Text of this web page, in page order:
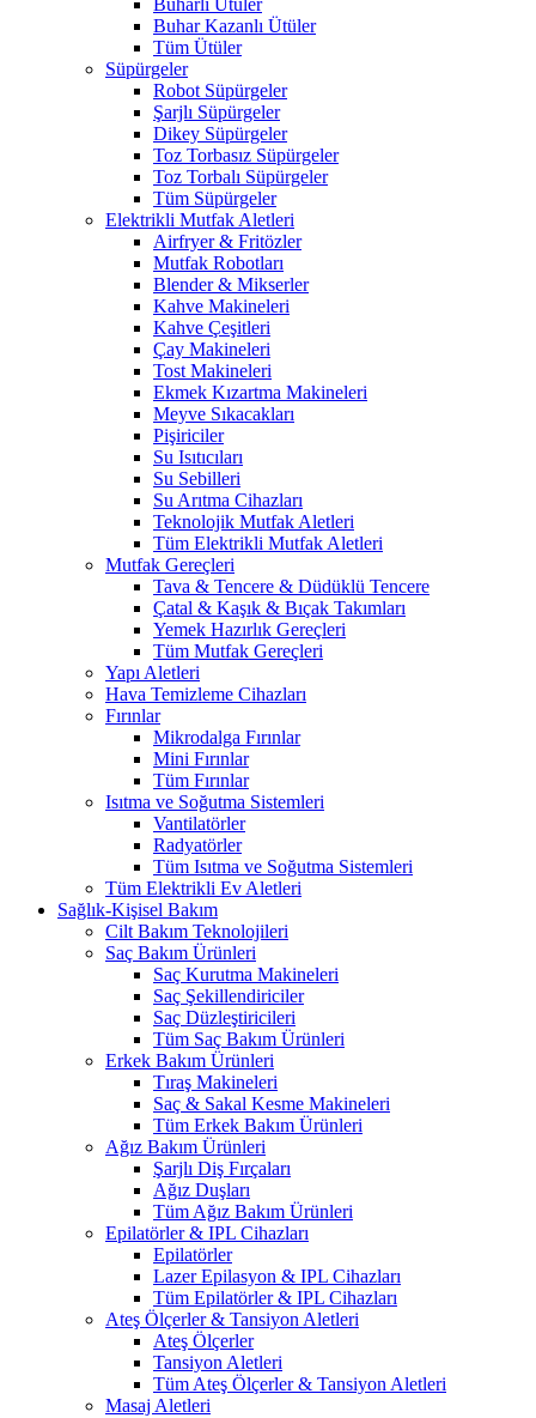
Buharlı Ütüler
Buhar Kazanlı Ütüler
Tüm Ütüler
Süpürgeler
Robot Süpürgeler
Şarjlı Süpürgeler
Dikey Süpürgeler
Toz Torbasız Süpürgeler
Toz Torbalı Süpürgeler
Tüm Süpürgeler
Elektrikli Mutfak Aletleri
Airfryer & Fritözler
Mutfak Robotları
Blender & Mikserler
Kahve Makineleri
Kahve Çeşitleri
Çay Makineleri
Tost Makineleri
Ekmek Kızartma Makineleri
Meyve Sıkacakları
Pişiriciler
Su Isıtıcıları
Su Sebilleri
Su Arıtma Cihazları
Teknolojik Mutfak Aletleri
Tüm Elektrikli Mutfak Aletleri
Mutfak Gereçleri
Tava & Tencere & Düdüklü Tencere
Çatal & Kaşık & Bıçak Takımları
Yemek Hazırlık Gereçleri
Tüm Mutfak Gereçleri
Yapı Aletleri
Hava Temizleme Cihazları
Fırınlar
Mikrodalga Fırınlar
Mini Fırınlar
Tüm Fırınlar
Isıtma ve Soğutma Sistemleri
Vantilatörler
Radyatörler
Tüm Isıtma ve Soğutma Sistemleri
Tüm Elektrikli Ev Aletleri
Sağlık-Kişisel Bakım
Cilt Bakım Teknolojileri
Saç Bakım Ürünleri
Saç Kurutma Makineleri
Saç Şekillendiriciler
Saç Düzleştiricileri
Tüm Saç Bakım Ürünleri
Erkek Bakım Ürünleri
Tıraş Makineleri
Saç & Sakal Kesme Makineleri
Tüm Erkek Bakım Ürünleri
Ağız Bakım Ürünleri
Şarjlı Diş Fırçaları
Ağız Duşları
Tüm Ağız Bakım Ürünleri
Epilatörler & IPL Cihazları
Epilatörler
Lazer Epilasyon & IPL Cihazları
Tüm Epilatörler & IPL Cihazları
Ateş Ölçerler & Tansiyon Aletleri
Ateş Ölçerler
Tansiyon Aletleri
Tüm Ateş Ölçerler & Tansiyon Aletleri
Masaj Aletleri